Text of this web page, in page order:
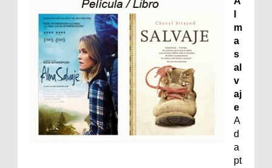
m
a
s
al
v
aj
e
A
d
a
pt